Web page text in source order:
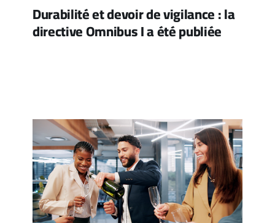
Durabilité et devoir de vigilance : la
directive Omnibus I a été publiée